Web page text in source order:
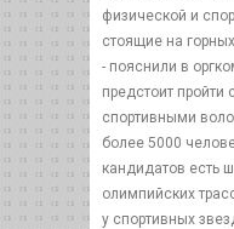
физической и
стоящие на
- пояснили в
предстоит пройти
спортивными
более 5000
кандидатов есть
олимпийских
у спортивных